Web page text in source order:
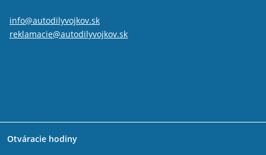
info@autodilyvojkov.sk
reklamacie@autodilyvojkov.sk
Otváracie hodiny